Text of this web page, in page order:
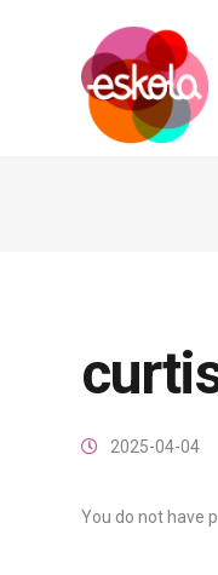
2025-04-04
You do not have